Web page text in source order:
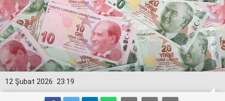
23:19
12 Şubat 2026